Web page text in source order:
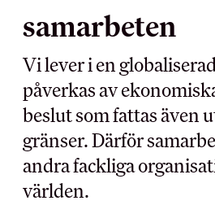
MEDLEMSKAPET
Medlemsförmåner
Kollektivavtal
Förtroendevald
Utbildningar
Försäkringar
Inkomst­försäkring
samarbeten
Vi lever i en
påverkas av
beslut som fattas även
gränser. Därför
andra fackliga
världen.